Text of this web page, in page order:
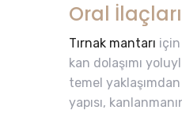
Oral
Tırnak mantarı
kan dolaşımı
temel
yapısı,